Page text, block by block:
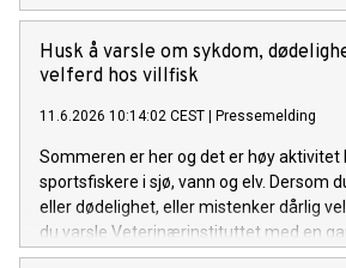
Husk å varsle om sykdom,
velferd hos villfisk
11.6.2026 10:14:02 CEST Pressemelding
Sommeren er her og det er høy aktivitet
sportsfiskere i sjø, vann og elv. Dersom
eller dødelighet, eller mistenker dårlig
du varsle Veterinærinstituttet med en
portalen.